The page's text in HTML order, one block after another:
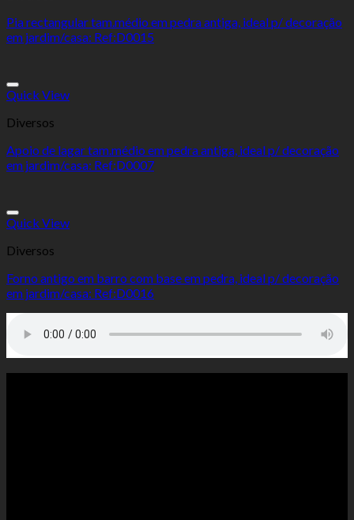
Pia rectangular tam.médio em pedra antiga, ideal p/ decoração
em jardim/casa: Ref:D0015
Quick View
Diversos
Apoio de lagar tam.médio em pedra antiga, ideal p/ decoração
em jardim/casa: Ref:D0007
Quick View
Diversos
Forno antigo em barro com base em pedra, ideal p/ decoração
em jardim/casa: Ref:D0016